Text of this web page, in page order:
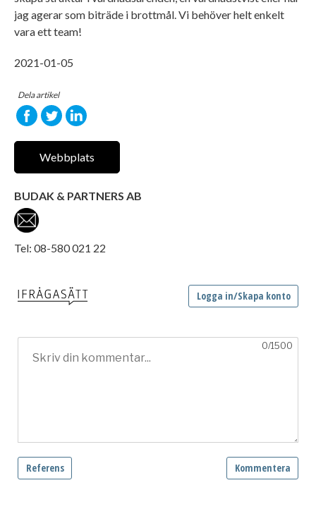
jag agerar som biträde i brottmål. Vi behöver helt enkelt
vara ett team!
2021-01-05
Dela artikel
Webbplats
BUDAK & PARTNERS AB
Tel: 08-580 021 22